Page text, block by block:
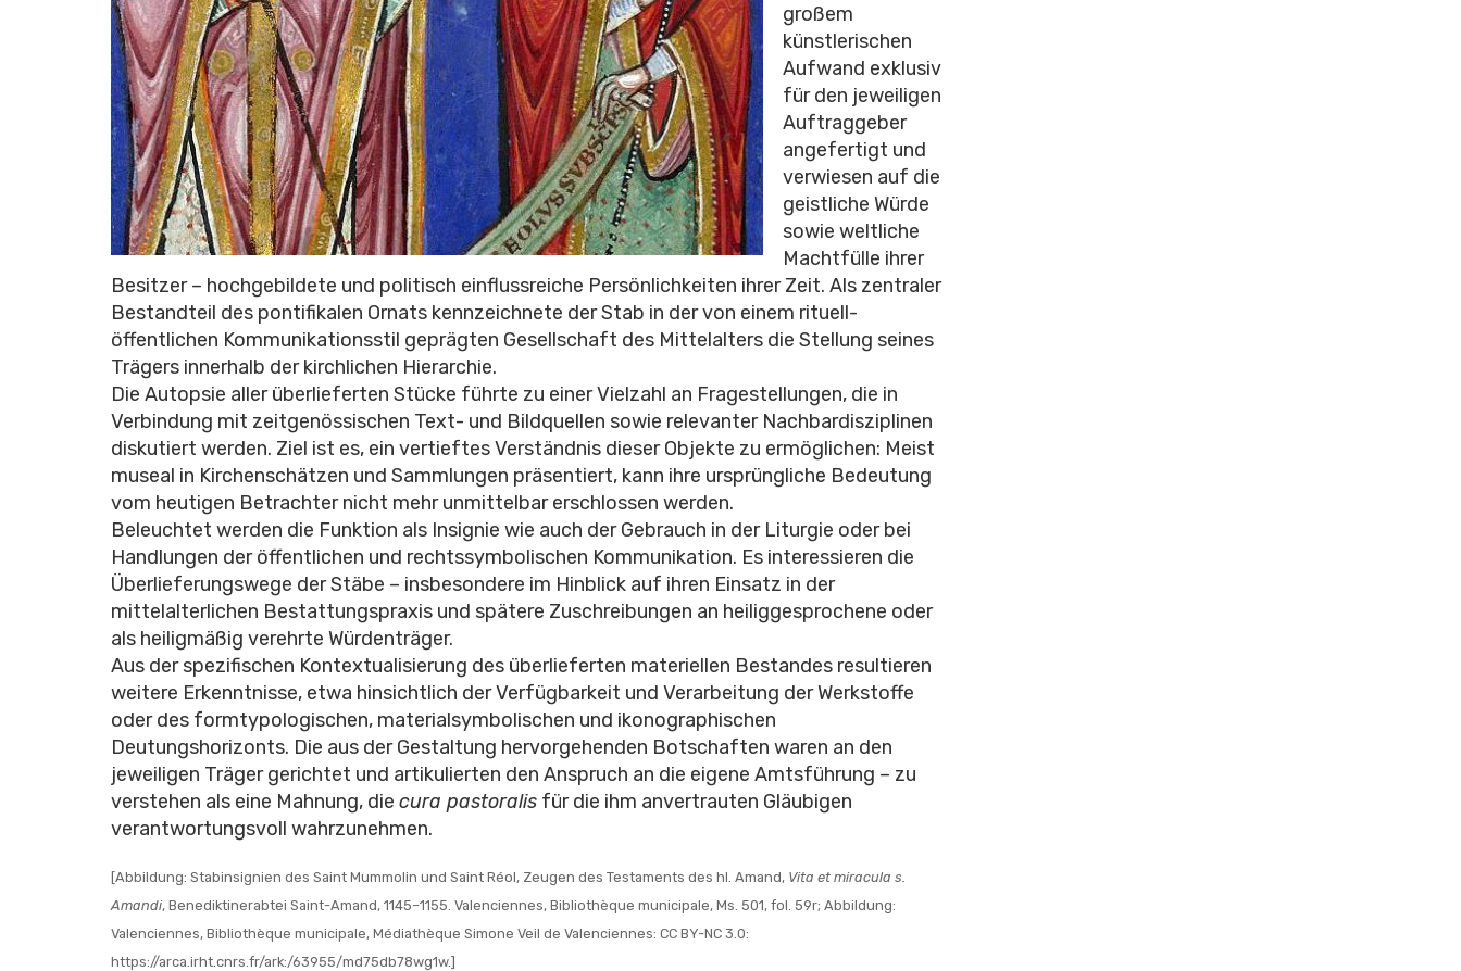
großem
künstlerischen
Aufwand exklusiv
für den jeweiligen
Auftraggeber
angefertigt und
verwiesen auf die
geistliche Würde
sowie weltliche
Machtfülle ihrer
Besitzer – hochgebildete und politisch einflussreiche Persönlichkeiten ihrer Zeit. Als zentraler
Bestandteil des pontifikalen Ornats kennzeichnete der Stab in der von einem rituell-
öffentlichen Kommunikationsstil geprägten Gesellschaft des Mittelalters die Stellung seines
Trägers innerhalb der kirchlichen Hierarchie.
Die Autopsie aller überlieferten Stücke führte zu einer Vielzahl an Fragestellungen, die in
Verbindung mit zeitgenössischen Text- und Bildquellen sowie relevanter Nachbardisziplinen
diskutiert werden. Ziel ist es, ein vertieftes Verständnis dieser Objekte zu ermöglichen: Meist
museal in Kirchenschätzen und Sammlungen präsentiert, kann ihre ursprüngliche Bedeutung
vom heutigen Betrachter nicht mehr unmittelbar erschlossen werden.
Beleuchtet werden die Funktion als Insignie wie auch der Gebrauch in der Liturgie oder bei
Handlungen der öffentlichen und rechtssymbolischen Kommunikation. Es interessieren die
Überlieferungswege der Stäbe – insbesondere im Hinblick auf ihren Einsatz in der
mittelalterlichen Bestattungspraxis und spätere Zuschreibungen an heiliggesprochene oder
als heiligmäßig verehrte Würdenträger.
Aus der spezifischen Kontextualisierung des überlieferten materiellen Bestandes resultieren
weitere Erkenntnisse, etwa hinsichtlich der Verfügbarkeit und Verarbeitung der Werkstoffe
oder des formtypologischen, materialsymbolischen und ikonographischen
Deutungshorizonts. Die aus der Gestaltung hervorgehenden Botschaften waren an den
jeweiligen Träger gerichtet und artikulierten den Anspruch an die eigene Amtsführung – zu
verstehen als eine Mahnung, die cura pastoralis für die ihm anvertrauten Gläubigen
verantwortungsvoll wahrzunehmen.
[Abbildung: Stabinsignien des Saint Mummolin und Saint Réol, Zeugen des Testaments des hl. Amand, Vita et miracula s.
Amandi, Benediktinerabtei Saint-Amand, 1145–1155. Valenciennes, Bibliothèque municipale, Ms. 501, fol. 59r; Abbildung:
Valenciennes, Bibliothèque municipale, Médiathèque Simone Veil de Valenciennes: CC BY-NC 3.0:
https://arca.irht.cnrs.fr/ark:/63955/md75db78wg1w.]